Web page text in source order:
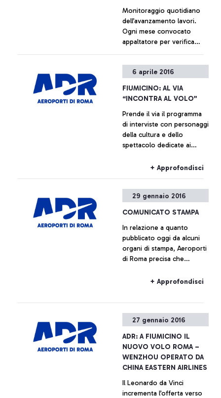
finalmente allineare
l'aeroporto di Fiumicino ai
migliori standard europei e
mondiali.
Monitoraggio quotidiano
dell’avanzamento lavori.
Ogni mese convocato
appaltatore per verifica
+ Approfondisci
6 aprile 2016
FIUMICINO: AL VIA
“INCONTRA AL VOLO”
Prende il via il programma
di interviste con personaggi
della cultura e dello
spettacolo dedicate ai
aeroporto italiano. Ad
+ Approfondisci
29 gennaio 2016
COMUNICATO STAMPA
In relazione a quanto
pubblicato oggi da alcuni
organi di stampa, Aeroporti
di Roma precisa che
nuovo molo F sarà
per migliorare la customer
+ Approfondisci
27 gennaio 2016
ADR: A FIUMICINO IL
NUOVO VOLO ROMA –
WENZHOU OPERATO DA
CHINA EASTERN AIRLINES
Il Leonardo da Vinci
incrementa l’offerta verso